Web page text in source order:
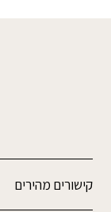
קישורים מהירים